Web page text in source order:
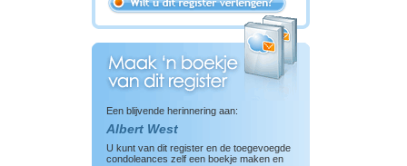
Een blijvende herinnering aan:
Albert West
U kunt van dit register en de toegevoegde
condoleances zelf een boekje maken en